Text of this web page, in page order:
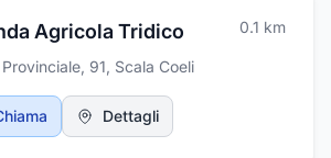
Agricola Tridico 0.1 km
91, Scala Coeli
Dettagli